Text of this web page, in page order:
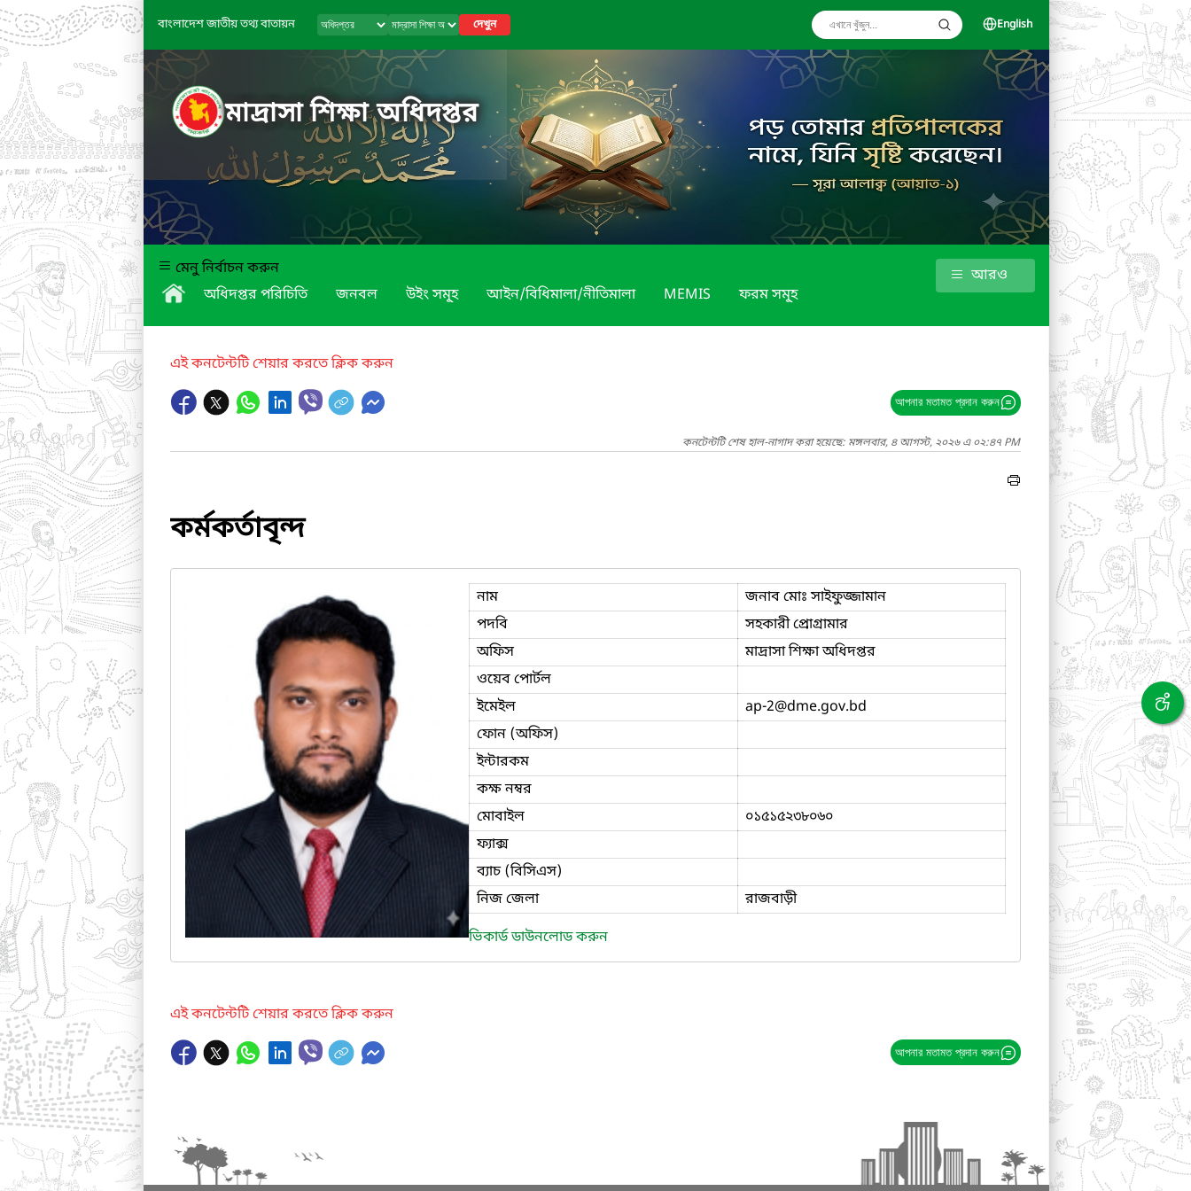
বাংলাদেশ জাতীয় তথ্য বাতায়ন দেখুন English
মাদ্রাসা শিক্ষা অধিদপ্তর
মেনু নির্বাচন করুন
অধিদপ্তর পরিচিতি
জনবল উইং সমূ্হ আইন/বিধিমালা/নীতিমালা MEMIS ফরম সমূ্হ
আরও
এই কনটেন্টটি শেয়ার করতে ক্লিক করুন
আপনার মতামত প্রদান করুন
কনটেন্টটি শেষ হাল-নাগাদ করা হয়েছে: মঙ্গলবার, ৪ আগস্ট, ২০২৬ এ ০২:৪৭ PM
কর্মকর্তাবৃন্দ
নাম
জনাব মোঃ সাইফুজ্জামান
পদবি
সহকারী প্রোগ্রামার
অফিস
মাদ্রাসা শিক্ষা অধিদপ্তর
ওয়েব পোর্টল
ইমেইল
ap-2@dme.gov.bd
ফোন (অফিস)
ইন্টারকম
কক্ষ নম্বর
মোবাইল
০১৫১৫২৩৮০৬০
ফ্যাক্স
ব্যাচ (বিসিএস)
নিজ জেলা
রাজবাড়ী
ভিকার্ড ডাউনলোড করুন
এই কনটেন্টটি শেয়ার করতে ক্লিক করুন
আপনার মতামত প্রদান করুন